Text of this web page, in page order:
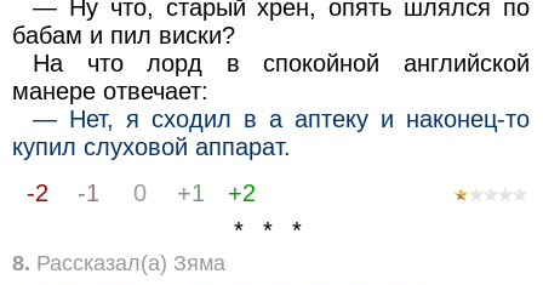
— Ну что, старый хрен, опять шлялся по
бабам и пил виски?
На что лорд в спокойной английской
манере отвечает:
— Нет, я сходил в а аптеку и наконец-то
купил слуховой аппарат.
-2
-1 0 +1
+2
* * *
8. Рассказал(а) Зяма